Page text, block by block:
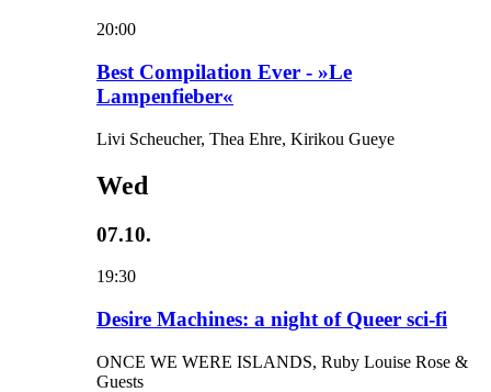
20:00
Best Compilation Ever - »Le
Lampenfieber«
Livi Scheucher, Thea Ehre, Kirikou Gueye
Wed
07.10.
19:30
Desire Machines: a night of Queer sci-fi
ONCE WE WERE ISLANDS, Ruby Louise Rose &
Guests